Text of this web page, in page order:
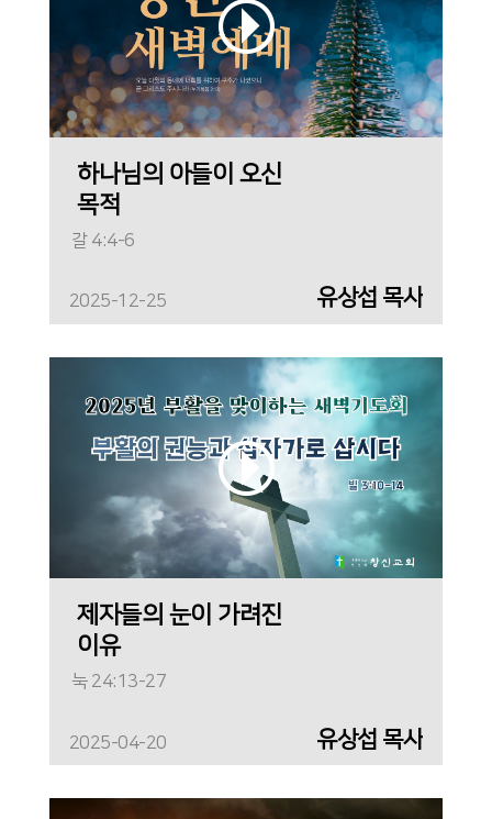
하나님의 아들이 오신
목적
갈 4:4-6
2025-12-25 유상섭 목사
제자들의 눈이 가려진
이유
눅 24:13-27
2025-04-20 유상섭 목사